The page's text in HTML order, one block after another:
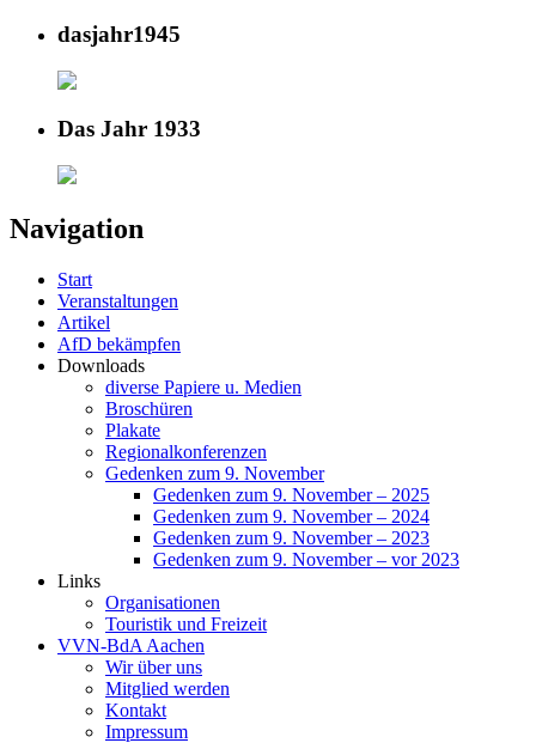
dasjahr1945
Das Jahr 1933
Navigation
Start
Veranstaltungen
Artikel
AfD bekämpfen
Downloads
diverse Papiere u. Medien
Broschüren
Plakate
Regionalkonferenzen
Gedenken zum 9. November
Gedenken zum 9. November – 2025
Gedenken zum 9. November – 2024
Gedenken zum 9. November – 2023
Gedenken zum 9. November – vor 2023
Links
Organisationen
Touristik und Freizeit
VVN-BdA Aachen
Wir über uns
Mitglied werden
Kontakt
Impressum